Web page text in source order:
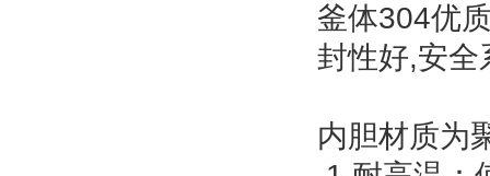
釜体304优
封性好,安全
内胆材质为